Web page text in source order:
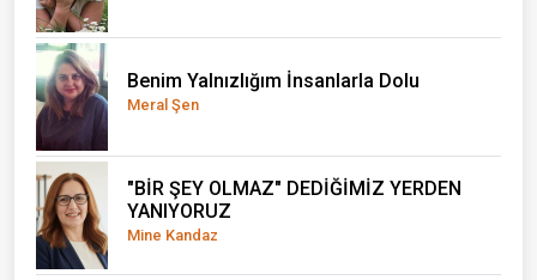
Benim Yalnızlığım İnsanlarla Dolu
Meral Şen
"BİR ŞEY OLMAZ" DEDİĞİMİZ YERDEN
YANIYORUZ
Mine Kandaz